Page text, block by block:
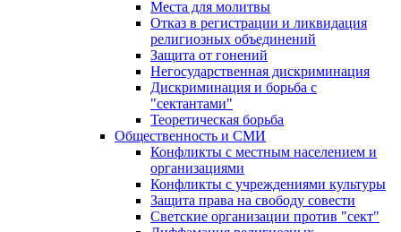
Места для молитвы
Отказ в регистрации и ликвидация
религиозных объединений
Защита от гонений
Негосударственная дискриминация
Дискриминация и борьба с
"сектантами"
Теоретическая борьба
Общественность и СМИ
Конфликты с местным населением и
организациями
Конфликты с учреждениями культуры
Защита права на свободу совести
Светские организации против "сект"